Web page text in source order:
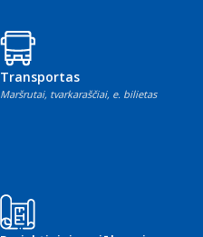
Transportas
Maršrutai, tvarkaraščiai, e. bilietas